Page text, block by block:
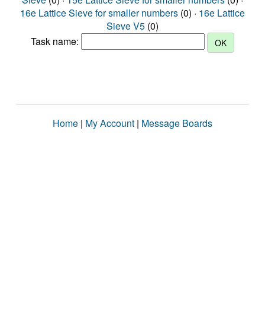
16e Lattice Sieve for smaller numbers (0) · 16e Lattice
Sieve V5 (0)
Task name:
Home | My Account | Message Boards